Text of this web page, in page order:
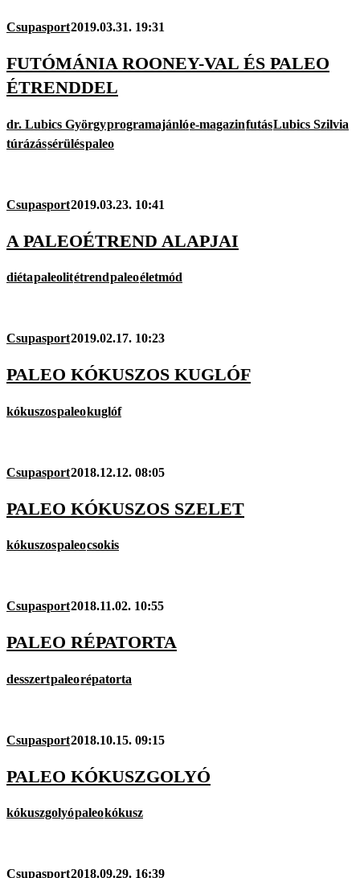
Csupasport2019.03.31. 19:31
FUTÓMÁNIA ROONEY-VAL ÉS PALEO
ÉTRENDDEL
dr. Lubics Györgyprogramajánlóe-magazinfutásLubics Szilvia
túrázássérüléspaleo
Csupasport2019.03.23. 10:41
A PALEOÉTREND ALAPJAI
diétapaleolitétrendpaleoéletmód
Csupasport2019.02.17. 10:23
PALEO KÓKUSZOS KUGLÓF
kókuszospaleokuglóf
Csupasport2018.12.12. 08:05
PALEO KÓKUSZOS SZELET
kókuszospaleocsokis
Csupasport2018.11.02. 10:55
PALEO RÉPATORTA
desszertpaleorépatorta
Csupasport2018.10.15. 09:15
PALEO KÓKUSZGOLYÓ
kókuszgolyópaleokókusz
Csupasport2018.09.29. 16:39